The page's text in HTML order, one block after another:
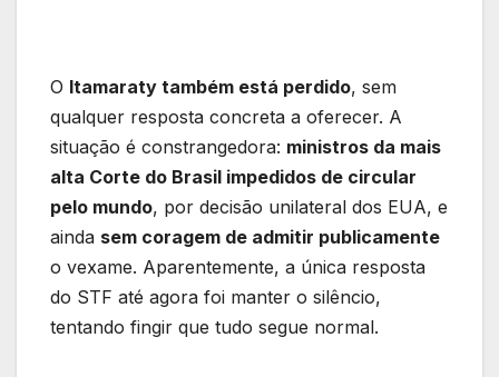
O Itamaraty também está perdido, sem
qualquer resposta concreta a oferecer. A
situação é constrangedora: ministros da mais
alta Corte do Brasil impedidos de circular
pelo mundo, por decisão unilateral dos EUA, e
ainda sem coragem de admitir publicamente
o vexame. Aparentemente, a única resposta
do STF até agora foi manter o silêncio,
tentando fingir que tudo segue normal.